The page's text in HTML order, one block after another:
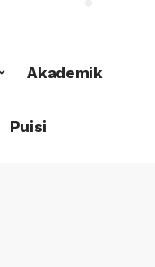
Akademik
Puisi